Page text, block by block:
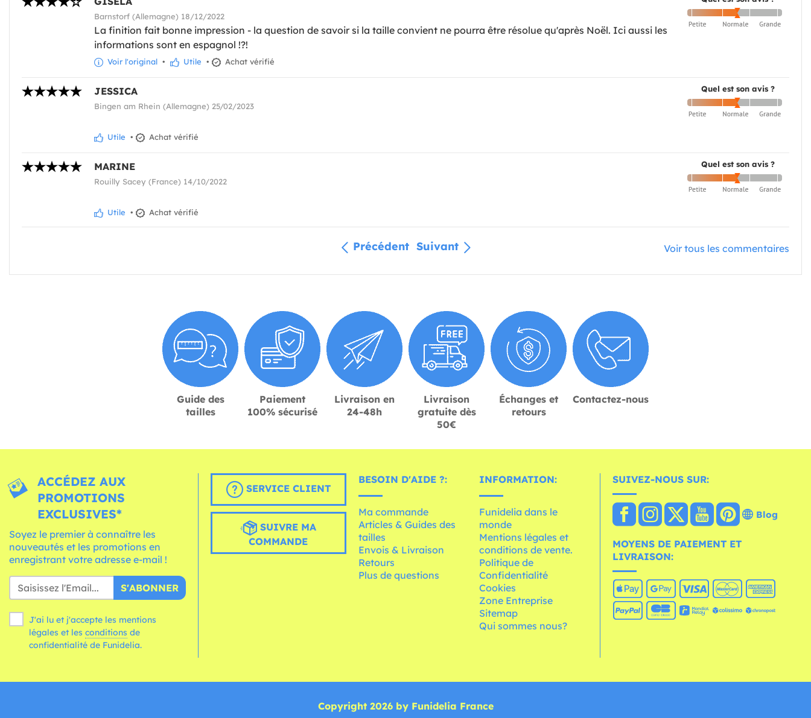
Barnstorf (Allemagne) 18/12/2022
La finition fait bonne impression - la question de savoir si la taille convient ne pourra être résolue qu'après Noël. Ici aussi les
informations sont en espagnol !?!
Voir l'original • Utile • Achat vérifié
Quel est son avis ?
JESSICA
Bingen am Rhein (Allemagne) 25/02/2023
Utile • Achat vérifié
Quel est son avis ?
MARINE
Rouilly Sacey (France) 14/10/2022
Utile • Achat vérifié
Précédent Suivant Voir tous les commentaires
Guide des
tailles
Paiement
100% sécurisé
Livraison en
24-48h
Livraison
gratuite dès
50€
Échanges et
retours
Contactez-nous
ACCÉDEZ AUX
PROMOTIONS
EXCLUSIVES*
Soyez le premier à connaître les
nouveautés et les promotions en
enregistrant votre adresse e-mail !
S'ABONNER
J'ai lu et j'accepte les mentions
légales et les conditions
confidentialité de Funidelia.
SERVICE CLIENT
SUIVRE MA
COMMANDE
BESOIN D'AIDE ?:
Ma commande
Articles & Guides des
tailles
Envois & Livraison
Retours
Plus de questions
INFORMATION:
Funidelia dans le
monde
Mentions légales et
conditions de vente.
Politique de
Confidentialité
Cookies
Zone Entreprise
Sitemap
Qui sommes nous?
SUIVEZ-NOUS SUR:
Blog
MOYENS DE PAIEMENT ET
LIVRAISON:
Copyright 2026 by Funidelia France